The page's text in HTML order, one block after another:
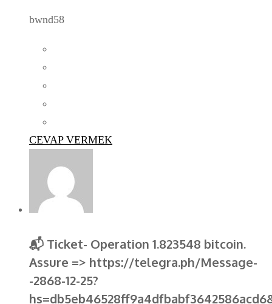
bwnd58
CEVAP VERMEK
📬 Ticket- Operation 1.823548 bitcoin.
Assure => https://telegra.ph/Message-
-2868-12-25?